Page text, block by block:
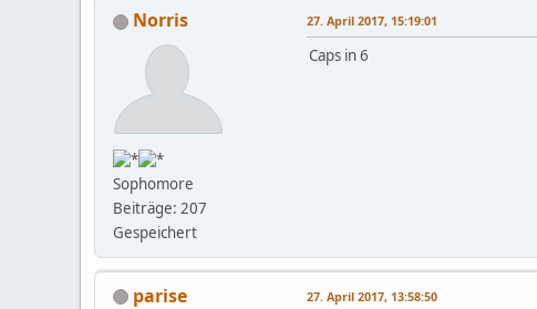
Norris
Sophomore
Beiträge: 207
Gespeichert
27. April 2017, 15:19:01
Caps in 6
parise 27. April 2017, 13:58:50